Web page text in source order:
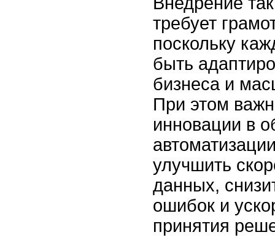
требует
поскольку
быть
бизнеса и
При этом
инновации в
улучшить
данных,
ошибок и
принятия